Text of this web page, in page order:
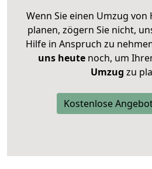
Wenn Sie einen Umzug von
planen, zögern Sie nicht,
Hilfe in Anspruch zu
uns heutenoch, um
Umzug zu
Kostenlose